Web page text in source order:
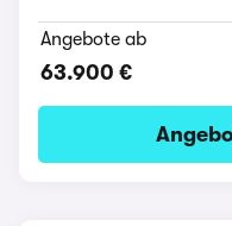
Angebote ab
63.900 €